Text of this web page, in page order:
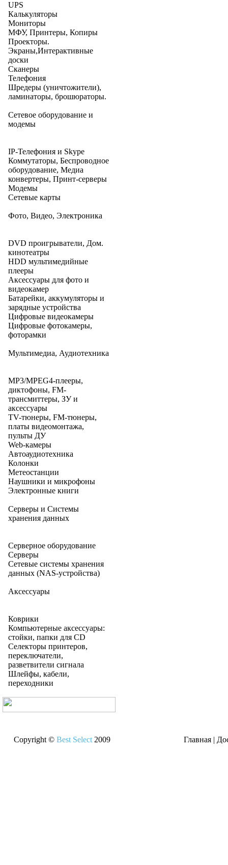
UPS
Калькуляторы
Мониторы
МФУ, Принтеры, Копиры
Проекторы.
Экраны,Интерактивные
доски
Сканеры
Телефония
Шредеры (уничтожители),
ламинаторы, брошюраторы.
Сетевое оборудование и
модемы
IP-Телефония и Skype
Коммутаторы, Беспроводное
оборудование, Медиа
конвертеры, Принт-серверы
Модемы
Сетевые карты
Фото, Видео, Электроника
DVD проигрыватели, Дом.
кинотеатры
HDD мультимедийные
плееры
Аксессуары для фото и
видеокамер
Батарейки, аккумуляторы и
зарядные устройства
Цифровые видеокамеры
Цифровые фотокамеры,
фоторамки
Мультимедиа, Аудиотехника
MP3/MPEG4-плееры,
диктофоны, FM-
трансмиттеры, ЗУ и
аксессуары
TV-тюнеры, FM-тюнеры,
платы видеомонтажа,
пульты ДУ
Web-камеры
Автоаудиотехника
Колонки
Метеостанции
Наушники и микрофоны
Электронные книги
Серверы и Системы
хранения данных
Серверное оборудование
Серверы
Сетевые системы хранения
данных (NAS-устройства)
Аксессуары
Коврики
Компьютерные аксессуары:
стойки, папки для CD
Селекторы принтеров,
переключатели,
разветвители сигнала
Шлейфы, кабели,
переходники
Copyright © Best Select2009 Главная |